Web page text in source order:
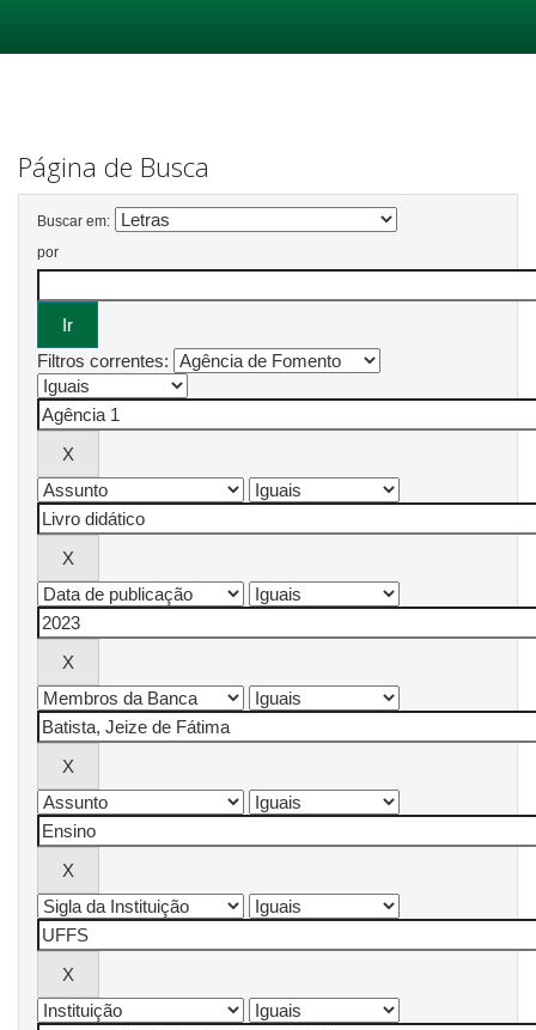
Página de Busca
Buscar em:
por
Filtros correntes: